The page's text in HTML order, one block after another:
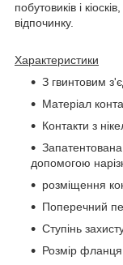
побутовиків і
відпочинку.
Характеристики
З гвинтовим
Матеріал
Контакти з
допомогою
розміщення
Поперечний
Ступінь
Розмір